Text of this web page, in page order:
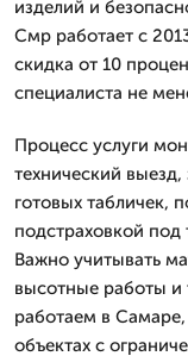
изделий и
Смр работает с
скидка от 10
специалиста не
Процесс услуги
технический
готовых табличек,
подстраховкой под
Важно учитывать
высотные работы и
работаем в
объектах с